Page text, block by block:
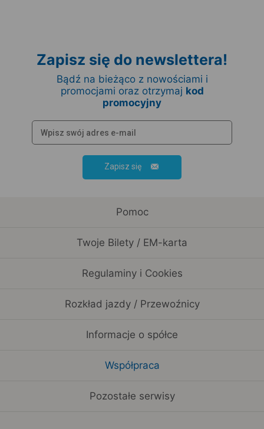
Zapisz się do newslettera!
Bądź na bieżąco z nowościami i
promocjami oraz otrzymaj kod
promocyjny
Zapisz się
Pomoc
Twoje Bilety / EM-karta
Regulaminy i Cookies
Rozkład jazdy / Przewoźnicy
Informacje o spółce
Współpraca
Pozostałe serwisy